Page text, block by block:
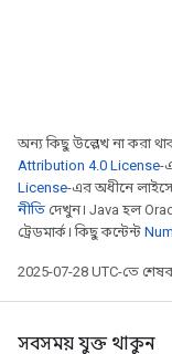
অন্য কিছু উল্লেখ না করা
Attribution 4.0 License-
License-এর অধীনে
নীতি দেখুন। Java হল
ট্রেডমার্ক। কিছু কন্টেন্ট
2025-07-28 UTC-তে
সবসময় যুক্ত থাকুন